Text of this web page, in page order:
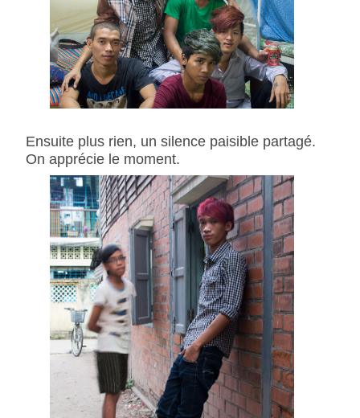
Ensuite plus rien, un silence paisible partagé.
On apprécie le moment.